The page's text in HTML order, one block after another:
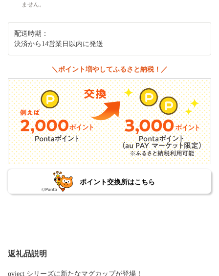
ません。
配送時期：
決済から14営業日以内に発送
＼ポイント増やしてふるさと納税！／
ポイント交換所はこちら
返礼品説明
ovject シリーズに新たなマグカップが登場！